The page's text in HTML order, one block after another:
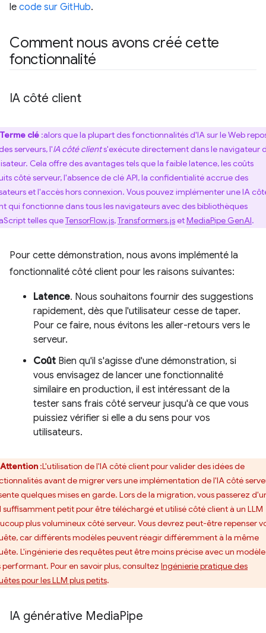
le code sur GitHub.
Comment nous avons créé cette
fonctionnalité
IA côté client
Terme clé :alors que la plupart des fonctionnalités d'IA sur le Web
serveurs, l'IA côté clients'exécute directement dans le navigateur
Cela offre des avantages tels que la faible latence, les coûts
côté serveur, l'absence de clé API, la confidentialité accrue des
et l'accès hors connexion. Vous pouvez implémenter une IA
qui fonctionne dans tous les navigateurs avec des bibliothèques
telles queTensorFlow.js,Transformers.jsetMediaPipe GenAI.
Pour cette démonstration, nous avons implémenté la
fonctionnalité côté client pour les raisons suivantes:
Latence. Nous souhaitons fournir des suggestions
rapidement, dès que l'utilisateur cesse de taper.
Pour ce faire, nous évitons les aller-retours vers le
serveur.
Coût Bien qu'il s'agisse d'une démonstration, si
vous envisagez de lancer une fonctionnalité
similaire en production, il est intéressant de la
tester sans frais côté serveur jusqu'à ce que vous
puissiez vérifier si elle a du sens pour vos
utilisateurs.
Attention :L'utilisation de l'IA côté client pour valider des idées de
avant de migrer vers une implémentation de l'IA côté
quelques mises en garde. Lors de la migration, vous passerez
suffisamment petit pour être téléchargé et utilisé côté client à un LLM
plus volumineux côté serveur. Vous devrez peut-être repenser
car différents modèles peuvent réagir différemment à la même
L'ingénierie des requêtes peut être moins précise avec un modèle
performant. Pour en savoir plus, consultez Ingénierie pratique des
pour les LLM plus petits.
IA générative MediaPipe